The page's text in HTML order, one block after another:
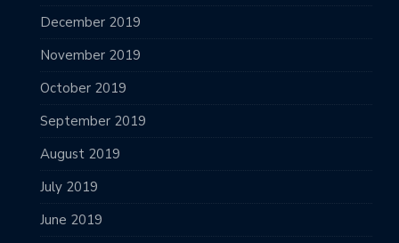
December 2019
November 2019
October 2019
September 2019
August 2019
July 2019
June 2019